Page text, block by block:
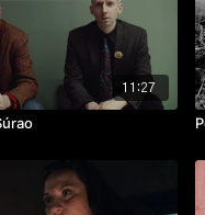
11:27